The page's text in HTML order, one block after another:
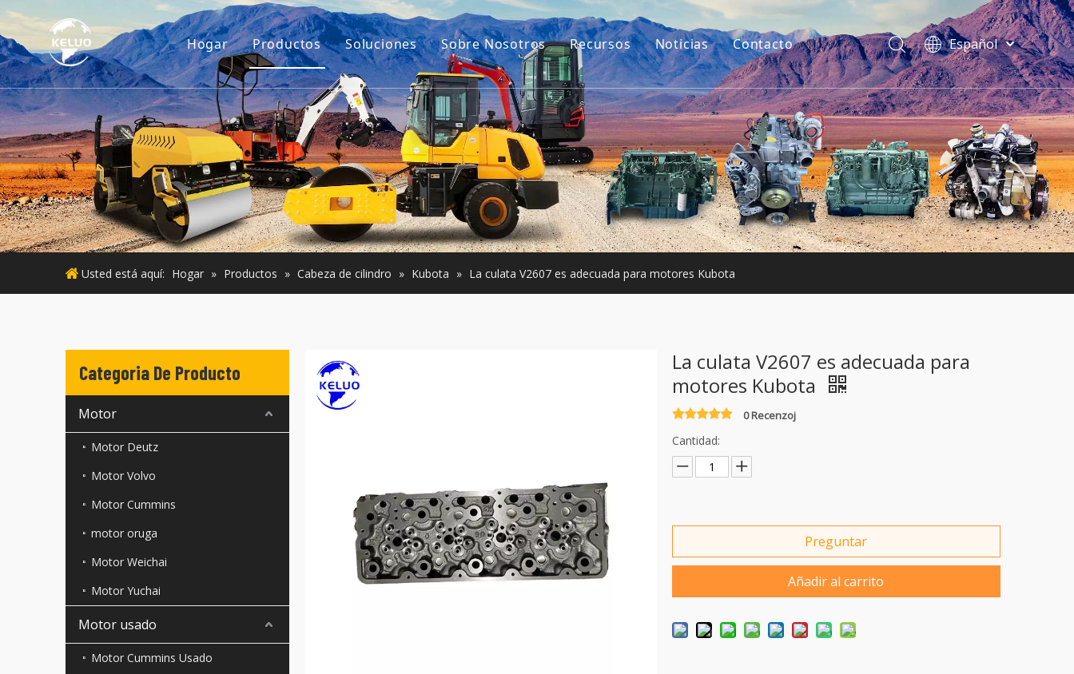
Hogar Productos
Motor
Accesorios para excavadoras
Maquinaria de construcción pequeña
Motor usado
Maquinaria Usada
Soluciones Sobre Nosotros
Nuestra historia
Nuestra ventaja
Recursos
Guías
Preguntas más frecuentes
Vídeos
Noticias Contacto
Español
فارسی
Bahasa
indonesia
Türk dili
ไทย
Italiano
Deutsch
Português
Pусский
English
Usted está aquí: Hogar » Productos » Cabeza de cilindro » Kubota » La culata V2607 es adecuada para motores Kubota
Categoria De Producto
Motor
Motor Deutz
Motor Volvo
Motor Cummins
motor oruga
Motor Weichai
Motor Yuchai
Motor usado
Motor Cummins Usado
La culata V2607 es adecuada para
motores Kubota
0 Recenzoj
Cantidad:
Preguntar
Añadir al carrito